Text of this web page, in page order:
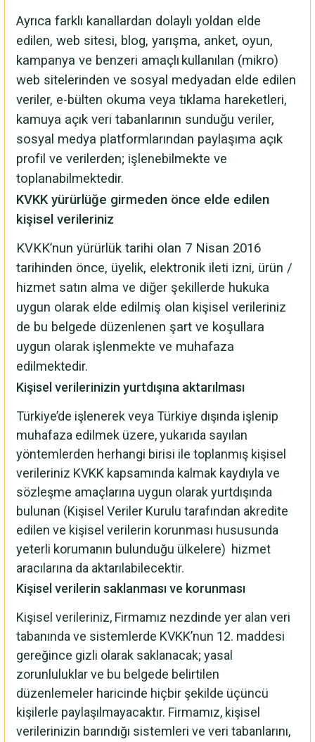
Ayrıca farklı kanallardan dolaylı yoldan elde
edilen, web sitesi, blog, yarışma, anket, oyun,
kampanya ve benzeri amaç ı kullanılan (mikro)
web sitelerinden ve sosyal medyadan elde edilen
veriler, e-bülten okuma veya tıklama hareketleri,
kamuya açık veri tabanlarının sunduğu veriler,
sosyal medya platformlarından paylaşıma açık
profil ve verilerden; işlenebilmekte ve
toplanabilmektedir.
KVKK yürürlüğe girmeden önce elde edilen
kişisel verileriniz
KVKK’nun yürürlük tarihi olan 7 Nisan 2016
tarihinden önce, üyelik, elektronik ileti izni, ürün /
hizmet satın alma ve diğer şekillerde hukuka
uygun olarak elde edilmiş olan kişisel verileriniz
de bu belgede düzenlenen şart ve koşullara
uygun olarak işlenmekte ve muhafaza
edilmektedir.
Kişisel verilerinizin yurtdışına aktarılması
Türkiye’de işlenerek veya Türkiye dışında işlenip
muhafaza edilmek üzere, yukarıda sayılan
yöntemlerden herhangi birisi ile toplanmış kişisel
verileriniz KVKK kapsamında kalmak kaydıyla ve
sözleşme amaçlarına uygun olarak yurtdışında
bulunan (Kişisel Veriler Kurulu tarafından akredite
edilen ve kişisel verilerin korunması hususunda
yeterli korumanın bulunduğu ülkelere) hizmet
aracılarına da aktarılabilecektir.
Kişisel verilerin saklanması ve korunması
Kişisel verileriniz, Firmamız nezdinde yer alan veri
tabanında ve sistemlerde KVKK’nun 12. maddesi
gereğince gizli olarak saklanacak; yasal
zorunluluklar ve bu belgede belirtilen
düzenlemeler haricinde hiçbir şekilde üçüncü
kişilerle paylaşılmayacaktır. Firmamız, kişisel
verilerinizin barındığı sistemleri ve veri tabanlarını,